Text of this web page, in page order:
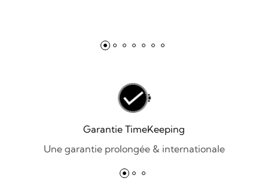
Garantie TimeKeeping
Une garantie prolongée & internationale